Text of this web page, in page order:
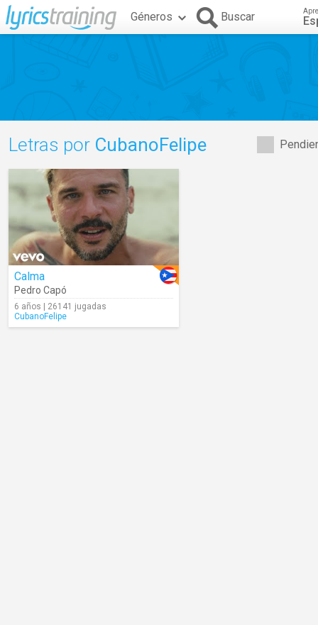
Géneros Buscar
Letras por CubanoFelipe
Calma
Pedro Capó
6 años | 26141 jugadas
CubanoFelipe